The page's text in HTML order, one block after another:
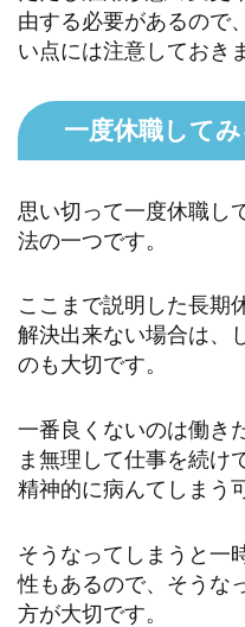
由する必要があるので
い点には注意しておき
一度休職してみ
思い切って一度休職し
法の一つです。
ここまで説明した長期
解決出来ない場合は、
のも大切です。
一番良くないのは働き
ま無理して仕事を続け
精神的に病んてしまう
そうなってしまうと一
性もあるので、そうな
方が大切です。